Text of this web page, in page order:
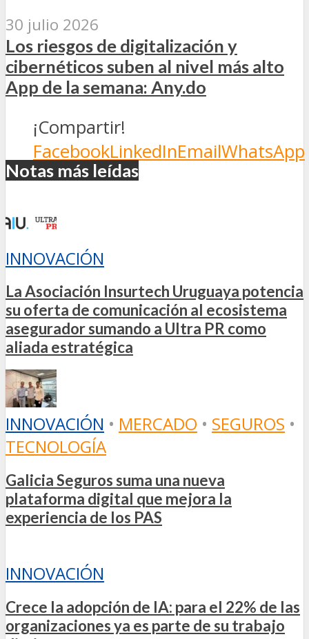
30 julio 2026
Los riesgos de digitalización y
cibernéticos suben al nivel más alto
App de la semana: Any.do
¡Compartir!
FacebookLinkedInEmailWhatsApp
Notas más leídas
INNOVACIÓN
La Asociación Insurtech Uruguaya potencia
su oferta de comunicación al ecosistema
asegurador sumando a Ultra PR como
aliada estratégica
INNOVACIÓN • MERCADO • SEGUROS •
TECNOLOGÍA
Galicia Seguros suma una nueva
plataforma digital que mejora la
experiencia de los PAS
INNOVACIÓN
Crece la adopción de IA: para el 22% de las
organizaciones ya es parte de su trabajo